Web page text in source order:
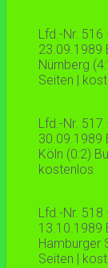
Lfd.-Nr.
23.09.1989
Nürnberg
Seiten |
Lfd.-Nr.
30.09.1989
Köln (0:2)
kostenlos
Lfd.-Nr.
13.10.1989
Hamburger
Seiten |